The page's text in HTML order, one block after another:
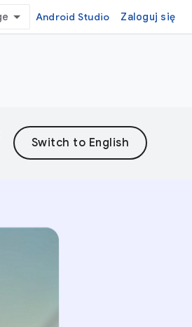
Android Studio Zaloguj się